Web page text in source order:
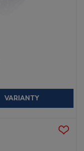
VARIANTY